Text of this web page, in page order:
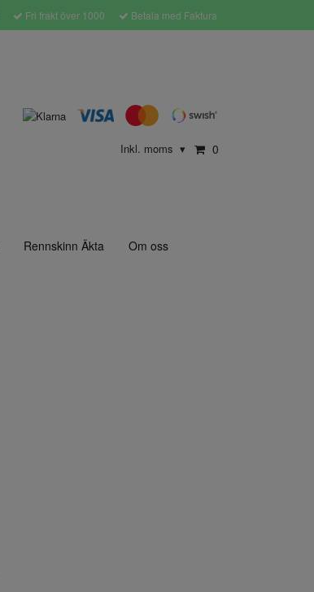
Fri frakt över 1000 Betala med Faktura
Inkl. moms ▾ 0
Rennskinn Äkta Om oss